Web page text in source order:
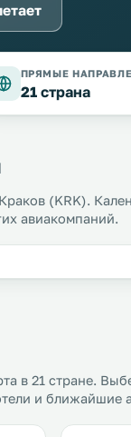
ПРЯМЫЕ
21 страна
(KRK).
авиакомпаний.
в 21 стране.
и ближайшие